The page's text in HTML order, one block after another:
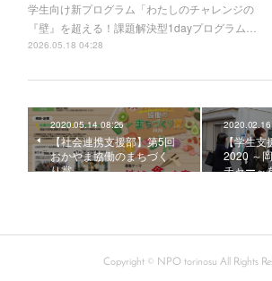
学生向け新プログラム「わたしのチャレンジの
『壁』を超える！課題解決型1dayプログラム…
2026.05.18 04:28
2020.05.14 08:26
【社会連携支援部】第5回
おかやま協働のまちづく
り賞
【学生支
2020 ～
チャー～
Copyright © NPO torinosu All Rights